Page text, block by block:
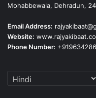
Mohabbewala, Dehradun,
Email Address:
Website:
Phone Number: